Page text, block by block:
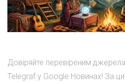
Довіряйте перевіреним
Telegraf у Google Новинах! За